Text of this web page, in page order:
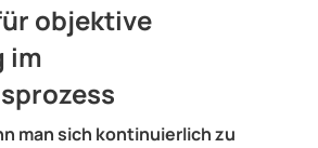
objektive
im
man sich kontinuierlich zu